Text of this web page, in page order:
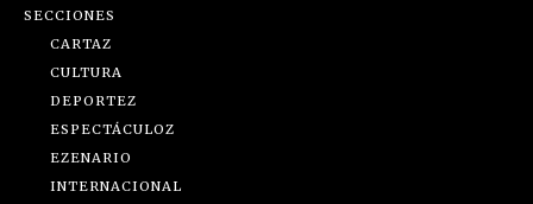
SECCIONES
CARTAZ
CULTURA
DEPORTEZ
ESPECTÁCULOZ
EZENARIO
INTERNACIONAL